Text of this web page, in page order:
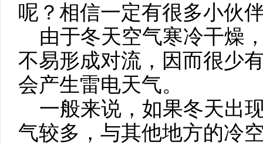
呢？相信一定有很多小伙
由于冬天空气寒冷干燥
不易形成对流，因而很少
会产生雷电天气。
一般来说，如果冬天出
气较多，与其他地方的冷